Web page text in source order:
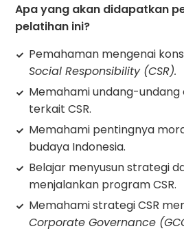
Apa yang akan didapatkan
pelatihan ini?
Pemahaman mengenai
Social Responsibility (CSR).
Memahami undang-undang
terkait CSR.
Memahami pentingnya
budaya Indonesia.
Belajar menyusun strategi
menjalankan program CSR.
Memahami strategi CSR
Corporate Governance